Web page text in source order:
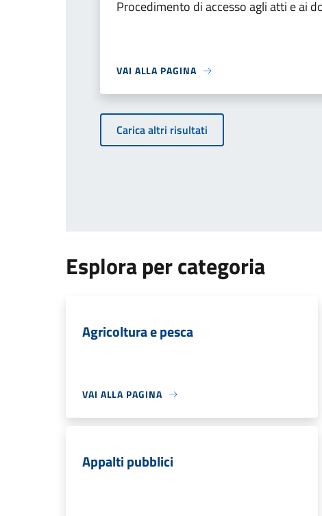
Procedimento di accesso agli atti e ai
VAI ALLA PAGINA
Carica altri risultati
Esplora per categoria
Agricoltura e pesca
VAI ALLA PAGINA
Appalti pubblici